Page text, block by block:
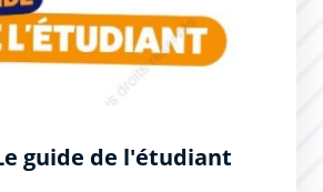
guide de l'étudiant